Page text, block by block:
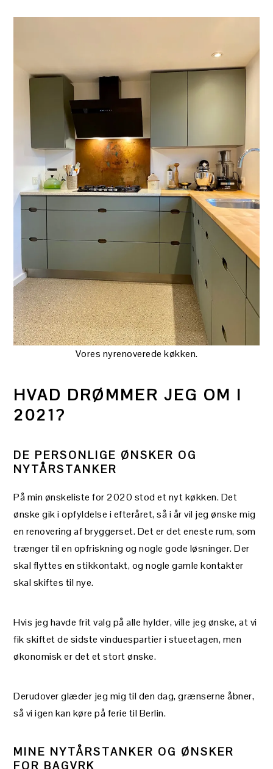
Vores nyrenoverede køkken.
HVAD DRØMMER JEG OM I
2021?
DE PERSONLIGE ØNSKER OG
NYTÅRSTANKER
På min ønskeliste for 2020 stod et nyt køkken. Det
ønske gik i opfyldelse i efteråret, så i år vil jeg ønske mig
en renovering af bryggerset. Det er det eneste rum, som
trænger til en opfriskning og nogle gode løsninger. Der
skal flyttes en stikkontakt, og nogle gamle kontakter
skal skiftes til nye.
Hvis jeg havde frit valg på alle hylder, ville jeg ønske, at vi
fik skiftet de sidste vinduespartier i stueetagen, men
økonomisk er det et stort ønske.
Derudover glæder jeg mig til den dag, grænserne åbner,
så vi igen kan køre på ferie til Berlin.
MINE NYTÅRSTANKER OG ØNSKER
FOR BAGVRK